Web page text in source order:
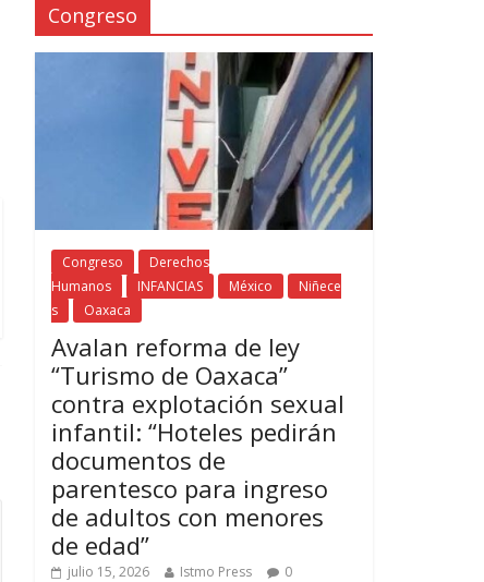
Congreso
Congreso
Derechos
Humanos
INFANCIAS México
Niñece
s
Oaxaca
Avalan reforma de ley
“Turismo de Oaxaca”
contra explotación sexual
infantil: “Hoteles pedirán
documentos de
parentesco para ingreso
de adultos con menores
de edad”
julio 15, 2026 Istmo Press 0